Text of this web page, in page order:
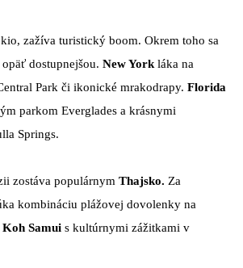
zažíva turistický boom. Okrem toho sa
opäť dostupnejšou. New York láka na
Park či ikonické mrakodrapy. Florida
parkom Everglades a krásnymi
Springs.
zostáva populárnym Thajsko. Za
kombináciu plážovej dovolenky na
Koh Samui s kultúrnymi zážitkami v